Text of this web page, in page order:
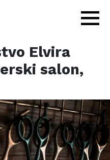
Elvira
salon,